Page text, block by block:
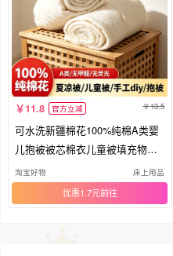
11.8 官方立减 13.5
可水洗新疆棉花100%纯棉A类婴
儿抱被被芯棉衣儿童被填充物手
工DIY
淘宝好物 床上用品
优惠1.7元